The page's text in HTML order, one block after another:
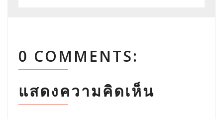
0 COMMENTS:
แสดงความคิดเห็น